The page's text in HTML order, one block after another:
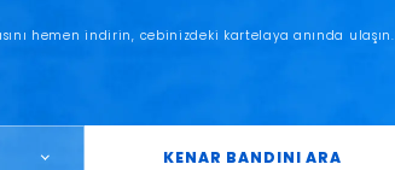
hemen indirin, cebinizdeki kartelaya anında ulaşın.
KENAR BANDINI ARA